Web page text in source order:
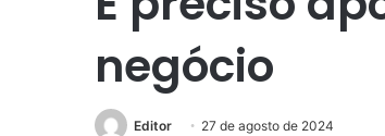
negócio
Editor 27 de agosto de 2024